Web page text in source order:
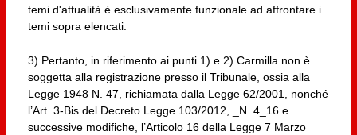
temi d'attualità è esclusivamente funzionale ad affrontare i
temi sopra elencati.
3) Pertanto, in riferimento ai punti 1) e 2) Carmilla non è
soggetta alla registrazione presso il Tribunale, ossia alla
Legge 1948 N. 47, richiamata dalla Legge 62/2001, nonché
l’Art. 3-Bis del Decreto Legge 103/2012, _N. 4_16 e
successive modifiche, l’Articolo 16 della Legge 7 Marzo